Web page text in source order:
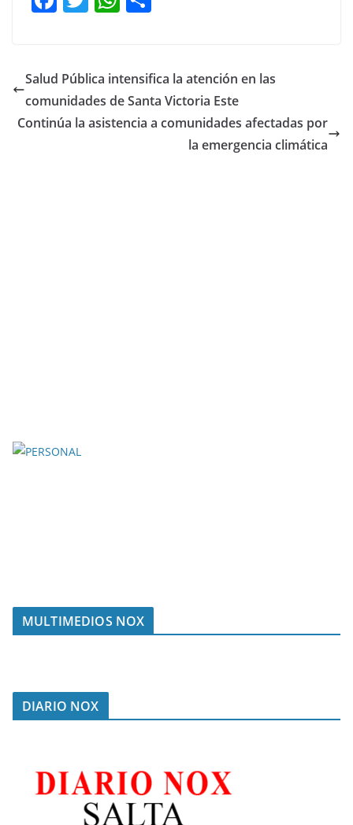
e
b
o
er s
A
p
p
ar
tir
Salud Pública intensifica la atención en las
comunidades de Santa Victoria Este
Continúa la asistencia a comunidades afectadas por
la emergencia climática
MULTIMEDIOS NOX
DIARIO NOX